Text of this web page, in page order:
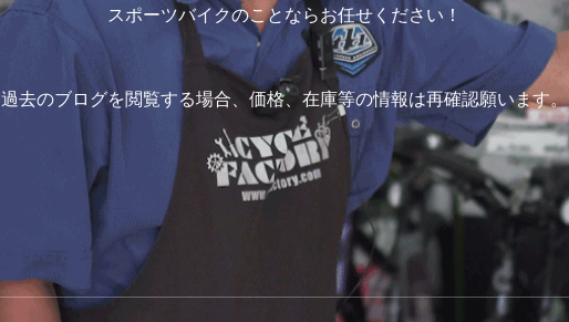
スポーツバイクのことならお任せください！
過去のブログを閲覧する場合、価格、在庫等の情報は再確認願います。